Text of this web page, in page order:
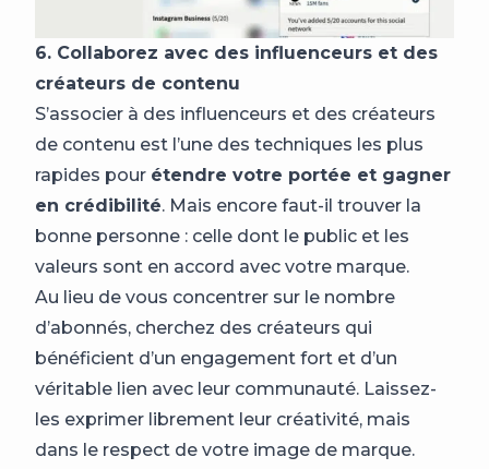
6. Collaborez avec des influenceurs et des
créateurs de contenu
S’associer à des influenceurs et des créateurs
de contenu est l’une des techniques les plus
rapides pour étendre votre portée et gagner
en crédibilité. Mais encore faut-il trouver la
bonne personne : celle dont le public et les
valeurs sont en accord avec votre marque.
Au lieu de vous concentrer sur le nombre
d’abonnés, cherchez des créateurs qui
bénéficient d’un engagement fort et d’un
véritable lien avec leur communauté. Laissez-
les exprimer librement leur créativité, mais
dans le respect de votre image de marque.